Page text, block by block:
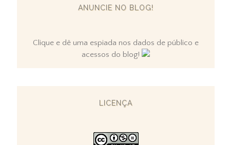
ANUNCIE NO BLOG!
Clique e dê uma espiada nos dados de público e
acessos do blog!
LICENÇA